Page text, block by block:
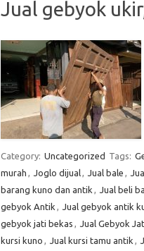
Jual gebyok
Category: Uncategorized Tags:
murah , Joglo dijual, Jual bale ,
barang kuno dan antik , Jual beli
gebyok Antik , Jual gebyok antik
gebyok jati bekas , Jual Gebyok
kursi kuno , Jual kursi tamu antik ,